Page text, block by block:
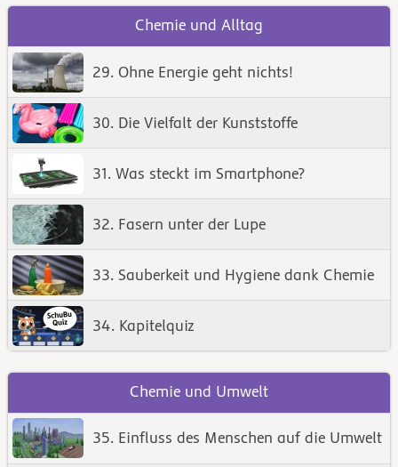
Chemie und Alltag
29. Ohne Energie geht nichts!
30. Die Vielfalt der Kunststoffe
31. Was steckt im Smartphone?
32. Fasern unter der Lupe
33. Sauberkeit und Hygiene dank Chemie
34. Kapitelquiz
Chemie und Umwelt
35. Einfluss des Menschen auf die Umwelt